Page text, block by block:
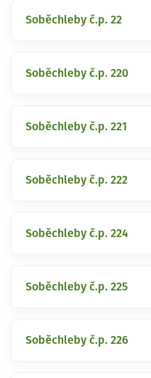
Soběchleby č.p. 22
Soběchleby č.p. 220
Soběchleby č.p. 221
Soběchleby č.p. 222
Soběchleby č.p. 224
Soběchleby č.p. 225
Soběchleby č.p. 226